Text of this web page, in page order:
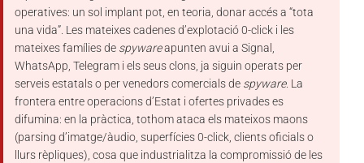
operatives: un sol implant pot, en teoria, donar accés a “tota
una vida”. Les mateixes cadenes d’explotació 0-click i les
mateixes famílies de spywareapunten avui a Signal,
WhatsApp, Telegram i els seus clons, ja siguin operats per
serveis estatals o per venedors comercials de spyware. La
frontera entre operacions d’Estat i ofertes privades es
difumina: en la pràctica, tothom ataca els mateixos maons
(parsing d’imatge/àudio, superfícies 0-click, clients oficials o
llurs rèpliques), cosa que industrialitza la compromissió de les